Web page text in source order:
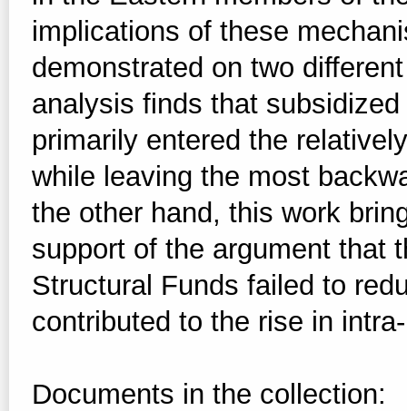
implications of these
demonstrated on two
analysis finds that
primarily entered the
while leaving the most
the other hand, this work
support of the argument that
Structural Funds failed to
contributed to the rise in
Documents in the collection: